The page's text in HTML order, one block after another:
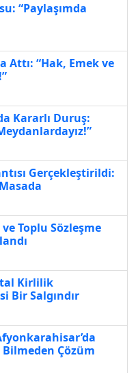
“Paylaşımda
Attı: “Hak, Emek ve
Kararlı Duruş:
Gerçekleştirildi:
ve Toplu Sözleşme
Kirlilik
Bir Salgındır
Çözüm